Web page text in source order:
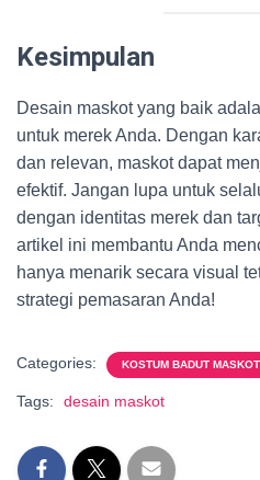
Kesimpulan
Desain maskot yang baik
untuk merek Anda. Dengan
dan relevan, maskot dapat
efektif. Jangan lupa untuk
dengan identitas merek dan
artikel ini membantu Anda
hanya menarik secara visual
strategi pemasaran Anda!
Categories: KOSTUM BADUT MASKOT
Tags: desain maskot